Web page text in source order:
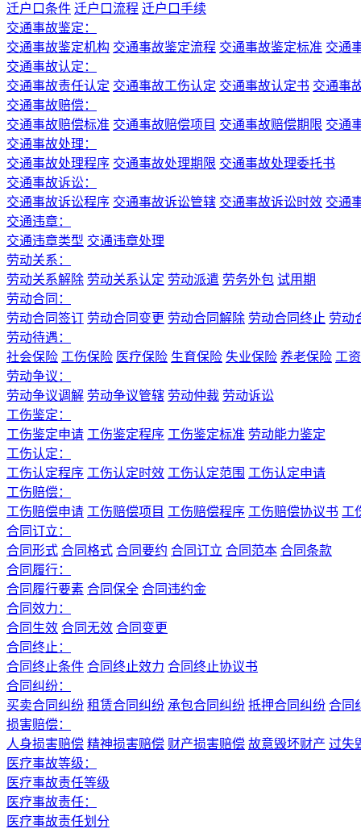
迁户口条件 迁户口流程 迁户口手续
交通事故鉴定：
交通事故鉴定机构 交通事故鉴定流程 交通事故鉴定标准 交通
交通事故认定：
交通事故责任认定 交通事故工伤认定 交通事故认定书 交通事
交通事故赔偿：
交通事故赔偿标准 交通事故赔偿项目 交通事故赔偿期限 交通
交通事故处理：
交通事故处理程序 交通事故处理期限 交通事故处理委托书
交通事故诉讼：
交通事故诉讼程序 交通事故诉讼管辖 交通事故诉讼时效 交通
交通违章：
交通违章类型 交通违章处理
劳动关系：
劳动关系解除 劳动关系认定 劳动派遣 劳务外包 试用期
劳动合同：
劳动合同签订 劳动合同变更 劳动合同解除 劳动合同终止 劳动
劳动待遇：
社会保险 工伤保险 医疗保险 生育保险 失业保险 养老保险 工资
劳动争议：
劳动争议调解 劳动争议管辖 劳动仲裁 劳动诉讼
工伤鉴定：
工伤鉴定申请 工伤鉴定程序 工伤鉴定标准 劳动能力鉴定
工伤认定：
工伤认定程序 工伤认定时效 工伤认定范围 工伤认定申请
工伤赔偿：
工伤赔偿申请 工伤赔偿项目 工伤赔偿程序 工伤赔偿协议书 工
合同订立：
合同形式 合同格式 合同要约 合同订立 合同范本 合同条款
合同履行：
合同履行要素 合同保全 合同违约金
合同效力：
合同生效 合同无效 合同变更
合同终止：
合同终止条件 合同终止效力 合同终止协议书
合同纠纷：
买卖合同纠纷 租赁合同纠纷 承包合同纠纷 抵押合同纠纷 合同
损害赔偿：
人身损害赔偿 精神损害赔偿 财产损害赔偿 故意毁坏财产 过失
医疗事故等级：
医疗事故责任等级
医疗事故责任：
医疗事故责任划分